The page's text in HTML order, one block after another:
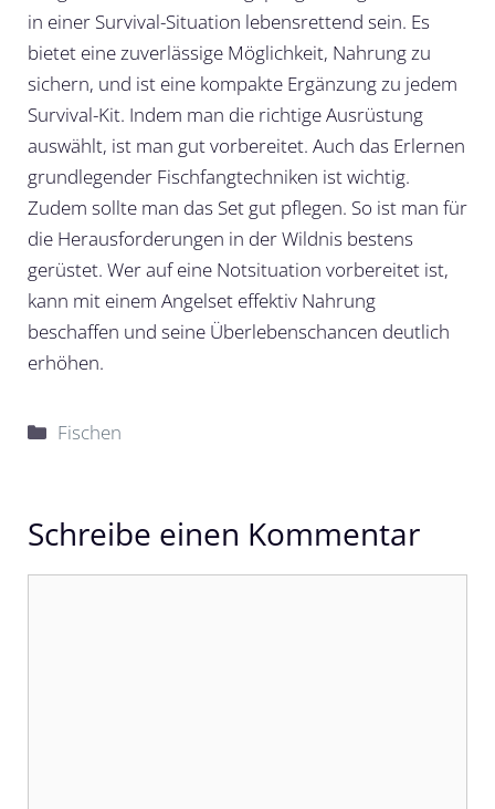
in einer Survival-Situation lebensrettend sein. Es
bietet eine zuverlässige Möglichkeit, Nahrung zu
sichern, und ist eine kompakte Ergänzung zu jedem
Survival-Kit. Indem man die richtige Ausrüstung
auswählt, ist man gut vorbereitet. Auch das Erlernen
grundlegender Fischfangtechniken ist wichtig.
Zudem sollte man das Set gut pflegen. So ist man für
die Herausforderungen in der Wildnis bestens
gerüstet. Wer auf eine Notsituation vorbereitet ist,
kann mit einem Angelset effektiv Nahrung
beschaffen und seine Überlebenschancen deutlich
erhöhen.
Kategorien
Fischen
Schreibe einen Kommentar